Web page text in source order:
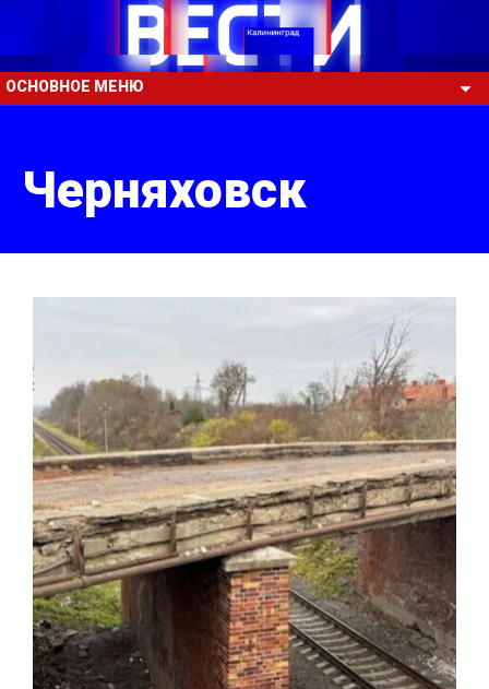
ОСНОВНОЕ МЕНЮ
Черняховск